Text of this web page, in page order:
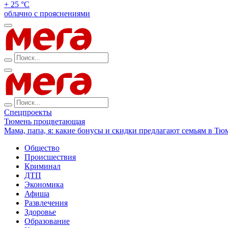
+ 25 °С
облачно с прояснениями
Спецпроекты
Тюмень процветающая
Мама, папа, я: какие бонусы и скидки предлагают семьям в
Общество
Происшествия
Криминал
ДТП
Экономика
Афиша
Развлечения
Здоровье
Образование